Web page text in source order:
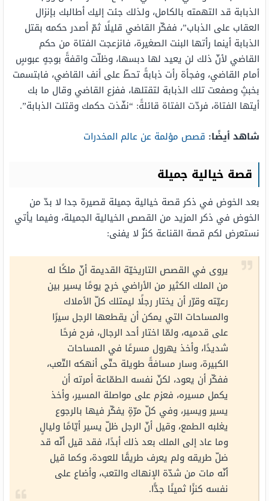
الذبابة قد التهمته بالكامل، ولذلك جئت إليك أطالبك بإنزال
العقاب على الذباب”، ففكّر القاضي قليلًا ثمّ أصدر حكمه بقتل
الذبابة أينما رأتها البنت الصغيرة، فانزعجت الفتاة من حكم
القاضي لأنّ ذلك لن يعيد لها دبسها، وظلّت واقفةً بوجهٍ عبوسٍ
أمام القاضي، وفجأة رأت ذبابةً تحطّ على أنف القاضي، فابتسمت
بخبثٍ وصفعت تلك الذبابة لتقتلها، ففزع القاضي وقال ما بك
أيتها الفتاة، فردّت الفتاة قائلةً: “نفّذت حكمك وقتلت الذبابة”.
شاهد أيضًا: قصص مؤلمة عن عالم المخدرات
قصة خيالية جميلة
بعد الخوض في ذكر قصة خيالية جميلة قصيرة جدا لا بدّ من
الخوض في ذكر المزيد من القصص الخيالية الجميلة، وفيما يأتي
نستعرض لكم قصة القناعة كنزٌ لا يفنى:
يروى في القصص التاريخيّة القديمة أنّ ملكًا له
من الملك الكثير من الأراضي خرج يومًا يسير بين
رعيّته وقرّر أن يختار رجلًا ليمتلك كلّ الأملاك
والمساحات التي يمكن أن يقطعها الرجل سيرًا
على قدميه، ولمّا اختار أحد الرجال، فرح فرحًا
شديدًا، وأخذ يهرول مسرعًا في المساحات
الكبيرة، وسار مسافةً طويلة حتّى أنهكه التّعب،
ففكّر أن يعود، لكنّ نفسه الطمّاعة أمرته أن
يكمل مسيره، فعزم على مواصلة المسير، وأخذ
يسير ويسير، وفي كلّ مرّةٍ يفكّر فيها بالرجوع
يغلبه الطمع، وقيل أنّ الرجل ظلّ يسير أيّامًا وليالٍ
وما عاد إلى الملك بعد ذلك أبدًا، فقد قيل أنّه قد
ضلّ طريقه ولم يعرف طريقًا للعودة، وكما قيل
أنّه مات من شدّة الإنهاك والتعب، وأضاع على
نفسه كنزًا ثمينًا جدًّا.